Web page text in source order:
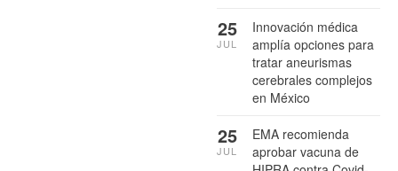
Innovación médica
amplía opciones para
tratar aneurismas
cerebrales complejos
en México
25
JUL
EMA recomienda
aprobar vacuna de
25
JUL